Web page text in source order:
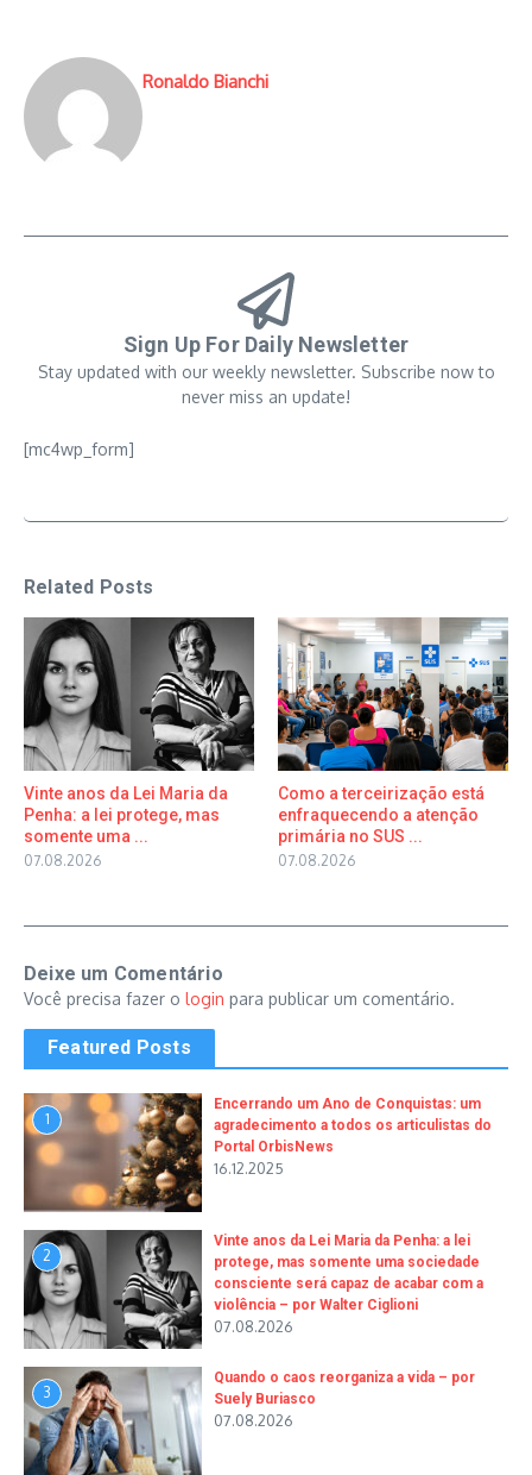
Ronaldo Bianchi
Sign Up For Daily Newsletter
Stay updated with our weekly newsletter. Subscribe now to
never miss an update!
[mc4wp_form]
Related Posts
Vinte anos da Lei Maria da
Penha: a lei protege, mas
somente uma ...
07.08.2026
Como a terceirização está
enfraquecendo a atenção
primária no SUS ...
07.08.2026
Deixe um Comentário
Você precisa fazer o login para publicar um comentário.
Featured Posts
1
Encerrando um Ano de Conquistas: um
agradecimento a todos os articulistas do
Portal OrbisNews
16.12.2025
2
Vinte anos da Lei Maria da Penha: a lei
protege, mas somente uma sociedade
consciente será capaz de acabar com a
violência – por Walter Ciglioni
07.08.2026
3
Quando o caos reorganiza a vida – por
Suely Buriasco
07.08.2026